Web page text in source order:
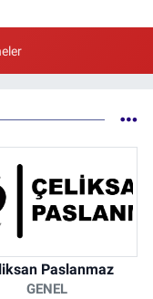
Paslanmaz
GENEL